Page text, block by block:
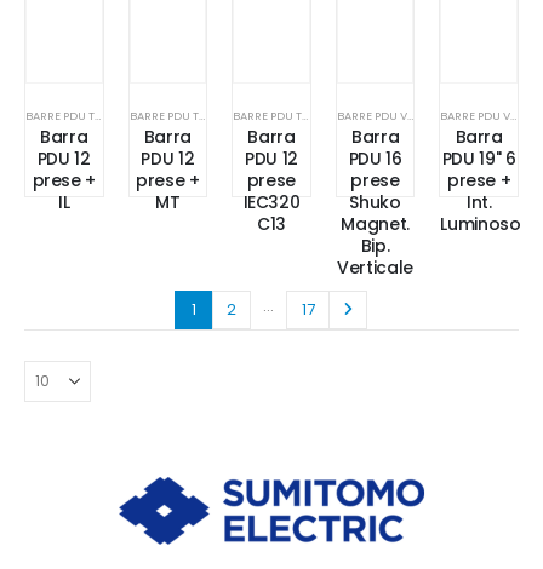
BARRE PDU TECNOSTEEL
Barra
PDU 12
prese +
IL
BARRE PDU TECNOSTEEL
Barra
PDU 12
prese +
MT
BARRE PDU TECNOSTEEL
Barra
PDU 12
prese
IEC320
C13
BARRE PDU VARIE
Barra
PDU 16
prese
Shuko
Magnet.
Bip.
Verticale
BARRE PDU VARIE
Barra
PDU 19" 6
prese +
Int.
Luminoso
1 2 … 17